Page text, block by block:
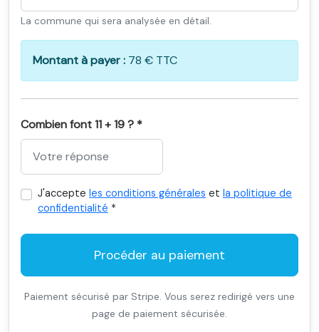
La commune qui sera analysée en détail.
Montant à payer : 78 € TTC
Combien font 11 + 19 ? *
J'accepte les conditions générales et la politique de
confidentialité *
Procéder au paiement
Paiement sécurisé par Stripe. Vous serez redirigé vers une
page de paiement sécurisée.